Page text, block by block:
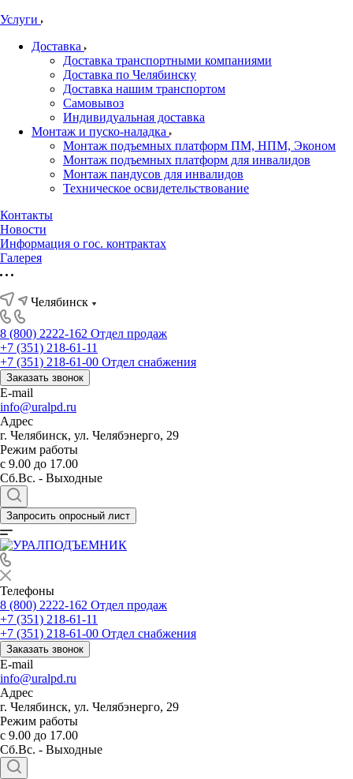
Услуги
Доставка
Доставка транспортными компаниями
Доставка по Челябинску
Доставка нашим транспортом
Самовывоз
Индивидуальная доставка
Монтаж и пуско-наладка
Монтаж подъемных платформ ПМ, НПМ, Эконом
Монтаж подъемных платформ для инвалидов
Монтаж пандусов для инвалидов
Техническое освидетельствование
Контакты
Новости
Информация о гос. контрактах
Галерея
Челябинск
8 (800) 2222-162 Отдел продаж
+7 (351) 218-61-11
+7 (351) 218-61-00 Отдел снабжения
Заказать звонок
E-mail
info@uralpd.ru
Адрес
г. Челябинск, ул. Челябэнерго, 29
Режим работы
с 9.00 до 17.00
Сб.Вс. - Выходные
Запросить опросный лист
Телефоны
8 (800) 2222-162 Отдел продаж
+7 (351) 218-61-11
+7 (351) 218-61-00 Отдел снабжения
Заказать звонок
E-mail
info@uralpd.ru
Адрес
г. Челябинск, ул. Челябэнерго, 29
Режим работы
с 9.00 до 17.00
Сб.Вс. - Выходные